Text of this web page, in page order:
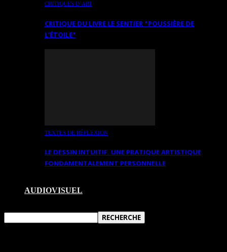
CRITIQUES D’ART
CRITIQUE DU LIVRE LE SENTIER *POUSSIÈRE DE
L’ÉTOILE*
TEXTES DE RÉFLEXION
LE DESSIN INTUITIF. UNE PRATIQUE ARTISTIQUE
FONDAMENTALEMENT PERSONNELLE
AUDIOVISUEL